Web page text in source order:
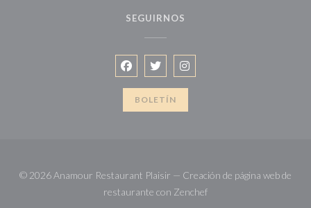
SEGUIRNOS
Facebook ((abre en una nueva
Twitter ((abre en una nueva
Instagram ((abre en una
BOLETÍN
© 2026 Anamour Restaurant Plaisir — Creación de página web de
restaurante con Zenchef((abre en una nueva